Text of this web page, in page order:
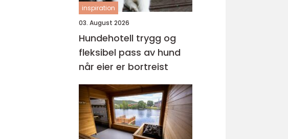
inspiration
03. August 2026
Hundehotell trygg og
fleksibel pass av hund
når eier er bortreist